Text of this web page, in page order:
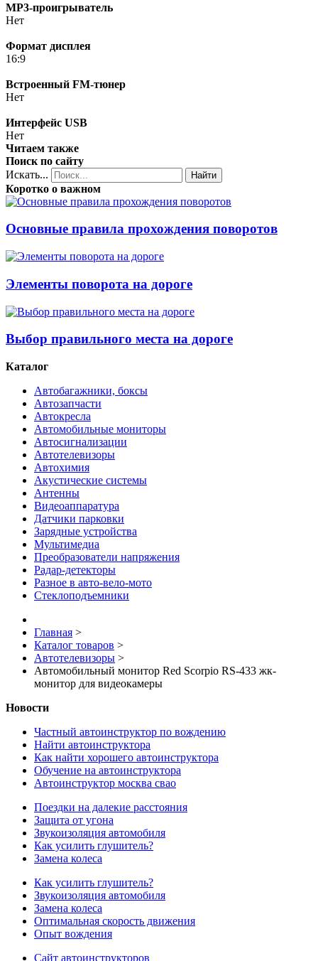
MP3-проигрыватель
Нет
Формат дисплея
16:9
Встроенный FM-тюнер
Нет
Интерфейс USB
Нет
Читаем также
Поиск по сайту
Искать...
Найти
Коротко о важном
Основные правила прохождения поворотов
Элементы поворота на дороге
Выбор правильного места на дороге
Каталог
Автобагажники, боксы
Автозапчасти
Автокресла
Автомобильные мониторы
Автосигнализации
Автотелевизоры
Автохимия
Акустические системы
Антенны
Видеоаппаратура
Датчики парковки
Зарядные устройства
Мультимедиа
Преобразователи напряжения
Радар-детекторы
Разное в авто-вело-мото
Стеклоподъемники
Главная >
Каталог товаров >
Автотелевизоры >
Автомобильный монитор Red Scorpio RS-433 жк-
монитор для видеокамеры
Новости
Частный автоинструктор по вождению
Найти автоинструктора
Как найти хорошего автоинструктора
Обучение на автоинструктора
Автоинструктор москва свао
Поездки на далекие расстояния
Защита от угона
Звукоизоляция автомобиля
Как усилить глушитель?
Замена колеса
Как усилить глушитель?
Звукоизоляция автомобиля
Замена колеса
Оптимальная скорость движения
Опыт вождения
Сайт автоинструкторов